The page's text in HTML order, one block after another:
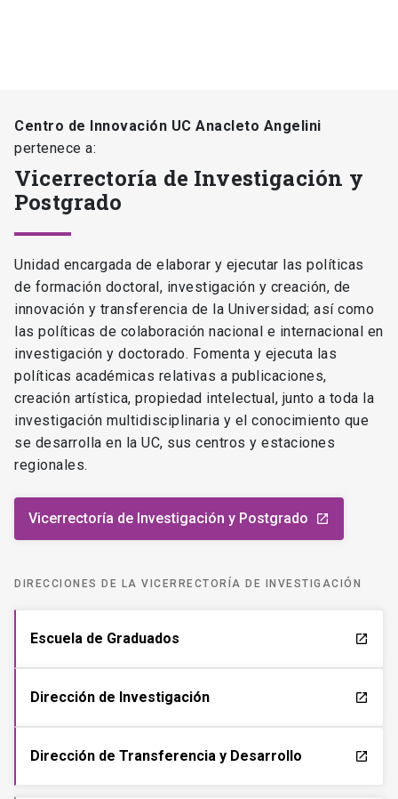
Centro de Innovación UC Anacleto Angelini
pertenece a:
Vicerrectoría de Investigación y
Postgrado
Unidad encargada de elaborar y ejecutar las políticas
de formación doctoral, investigación y creación, de
innovación y transferencia de la Universidad; así como
las políticas de colaboración nacional e internacional en
investigación y doctorado. Fomenta y ejecuta las
políticas académicas relativas a publicaciones,
creación artística, propiedad intelectual, junto a toda la
investigación multidisciplinaria y el conocimiento que
se desarrolla en la UC, sus centros y estaciones
regionales.
Vicerrectoría de Investigación y Postgrado launch
DIRECCIONES DE LA VICERRECTORÍA DE INVESTIGACIÓN
Escuela de Graduados launch
Dirección de Investigación launch
Dirección de Transferencia y Desarrollo launch